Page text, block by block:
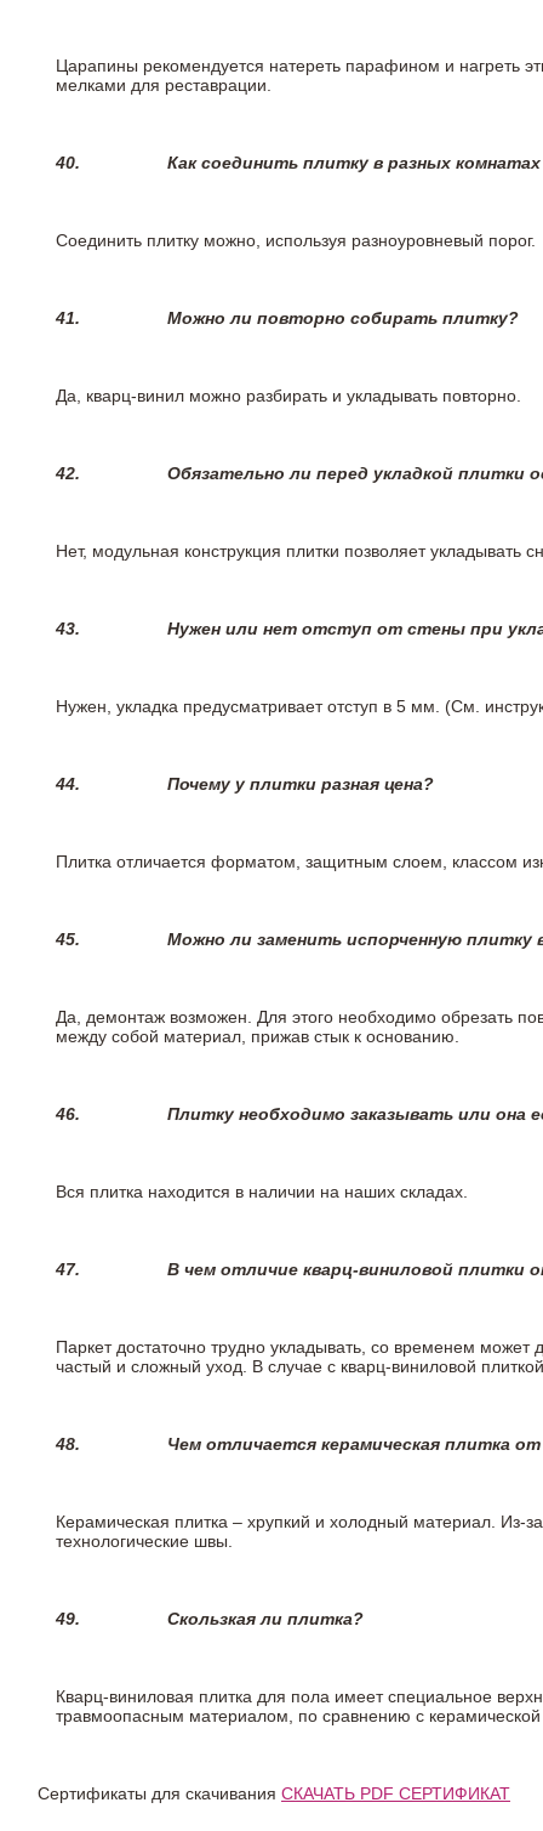
Царапины рекомендуется натереть парафином и нагреть
мелками для реставрации.
40. Как соединить плитку в разных
Соединить плитку можно, используя разноуровневый порог.
41. Можно ли повторно собирать плитку?
Да, кварц-винил можно разбирать и укладывать повторно.
42. Обязательно ли перед укладкой плитки
Нет, модульная конструкция плитки позволяет
43. Нужен или нет отступ от стены при
Нужен, укладка предусматривает отступ в 5 мм. (См.
44. Почему у плитки разная цена?
Плитка отличается форматом, защитным слоем, классом
45. Можно ли заменить испорченную плитку
Да, демонтаж возможен. Для этого необходимо обрезать
между собой материал, прижав стык к основанию.
46. Плитку необходимо заказывать или она
Вся плитка находится в наличии на наших складах.
47. В чем отличие кварц-виниловой плитки
Паркет достаточно трудно укладывать, со временем
частый и сложный уход. В случае с кварц-виниловой
48. Чем отличается керамическая плитка
Керамическая плитка – хрупкий и холодный материал. Из-
технологические швы.
49. Скользкая ли плитка?
Кварц-виниловая плитка для пола имеет специальное
травмоопасным материалом, по сравнению с
Сертификаты для скачивания СКАЧАТЬ PDF СЕРТИФИКАТ